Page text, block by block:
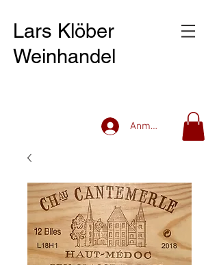
Lars Klöber
Weinhandel
Anmelden